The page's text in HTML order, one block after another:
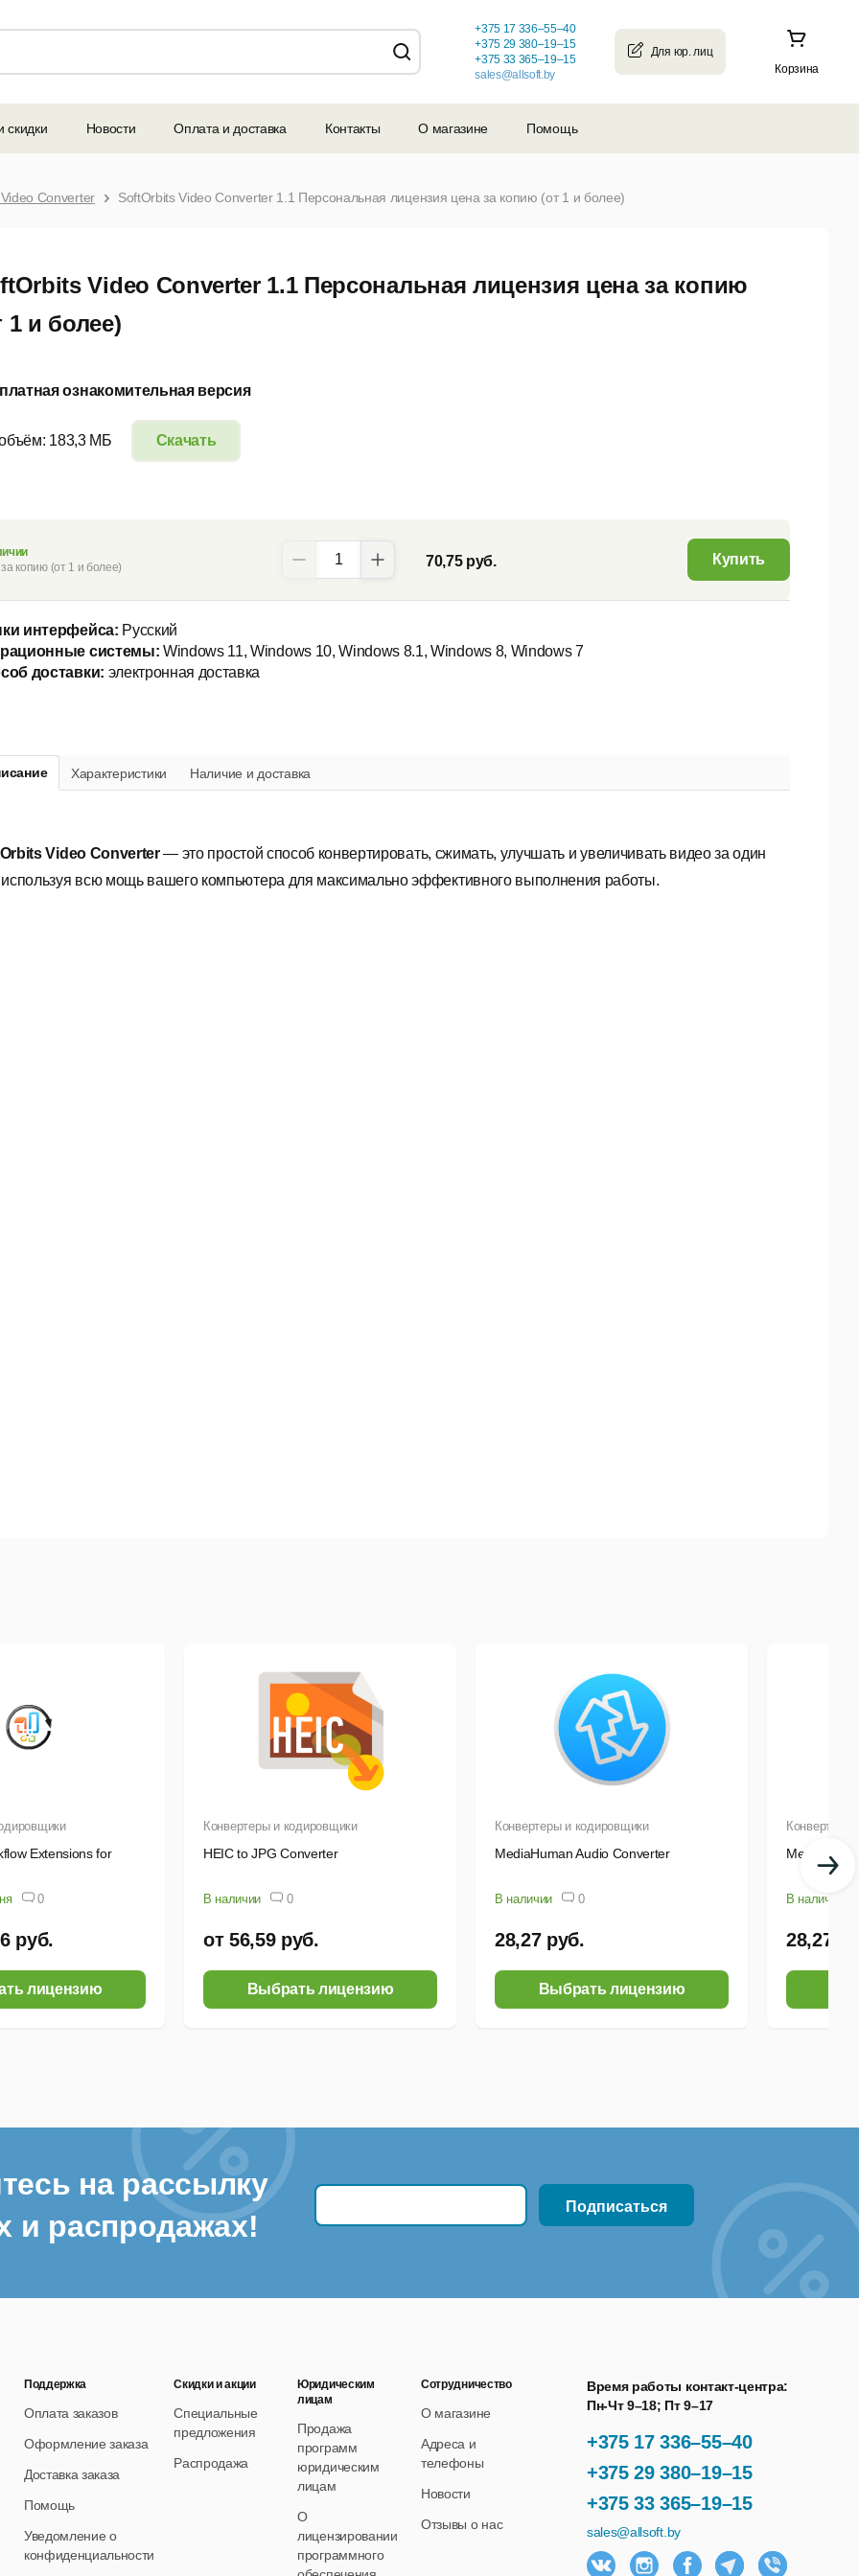
Корзина
+375 17 336–55–40
+375 29 380–19–15
+375 33 365–19–15
sales@allsoft.by
скидки Новости Оплата и доставка Контакты О магазине Помощь
Converter SoftOrbits Video Converter 1.1 Персональная лицензия цена за копию (от 1 и более)
Video Converter 1.1 Персональная лицензия цена за копию
1 и более)
ознакомительная версия
Скачать
183,3 МБ
Характеристики Наличие и доставка
Video Converter— это простой способ конвертировать, сжимать, улучшать и увеличивать видео за один
используя всю мощь вашего компьютера для максимально эффективного выполнения работы.
копию (от 1 и более)
70,75 руб. Купить
интерфейса: Русский
системы: Windows 11, Windows 10, Windows 8.1, Windows 8, Windows 7
доставки: электронная доставка
Extensions for
0
руб.
лицензию
Конвертеры и кодировщики
HEIC to JPG Converter
В наличии 0
от 56,59 руб.
Выбрать лицензию
Конвертеры и кодировщики
MediaHuman Audio Converter
В наличии 0
28,27 руб.
Выбрать лицензию
Конвертеры
В наличии
28,27
на рассылку
и распродажах!
+375 17 336–55–40
+375 29 380–19–15
+375 33 365–19–15
Время работы контакт-центра:
Пн-Чт 9–18; Пт 9–17
sales@allsoft.by
Поддержка
Оплата заказов
Оформление заказа
Доставка заказа
Помощь
Уведомление о
конфиденциальности
Скидки и акции
Специальные
предложения
Распродажа
Юридическим
лицам
Продажа
программ
юридическим
лицам
О
лицензировании
программного
Сотрудничество
О магазине
Адреса и
телефоны
Новости
Отзывы о нас